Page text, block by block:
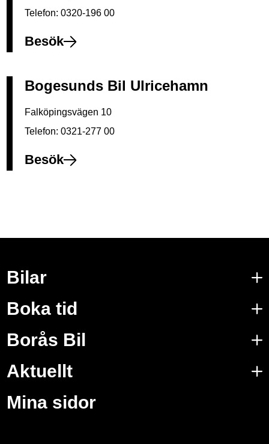
Telefon: 0320-196 00
Besök
Bogesunds Bil Ulricehamn
Falköpingsvägen 10
Telefon: 0321-277 00
Besök
Bilar
Boka tid
Borås Bil
Aktuellt
Mina sidor